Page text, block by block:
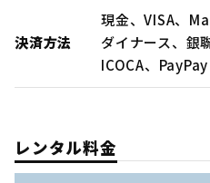
決済方法
現金、VISA、
ダイナース、銀
ICOCA、PayPay
レンタル料金